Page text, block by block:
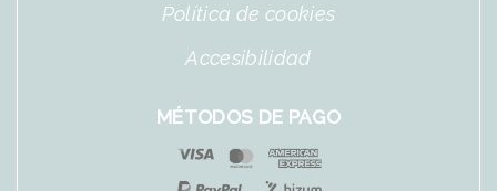
Política de cookies
Accesibilidad
MÉTODOS DE PAGO